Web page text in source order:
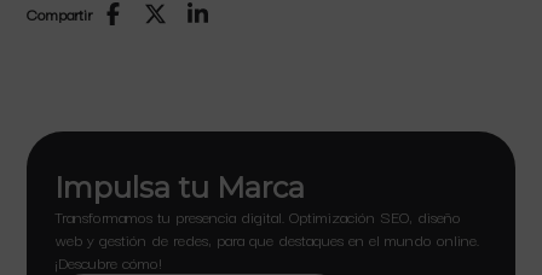
Compartir
Impulsa tu Marca
Transformamos tu presencia digital. Optimización SEO, diseño
web y gestión de redes, para que destaques en el mundo online.
¡Descubre cómo!